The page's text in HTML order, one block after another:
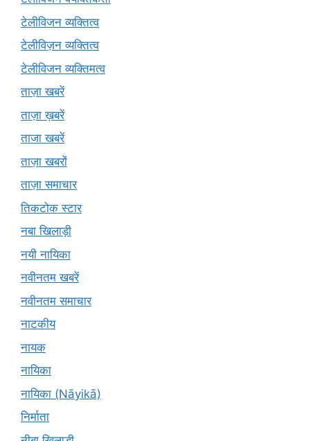
टेलीविजन व्यक्तित्व
टेलीविज़न व्यक्तित्व
टेलीविजन व्यक्तिमत्व
ताज़ा खबरें
ताज़ा ख़बरें
ताजा खबरें
ताज़ा खबरों
ताज़ा समाचार
तिकटोक स्टार
नबा खिलाड़ी
नयी नायिका
नवीनतम खबरें
नवीनतम समाचार
नाटकीय
नायक
नायिका
नायिका (Nāyikā)
निर्माता